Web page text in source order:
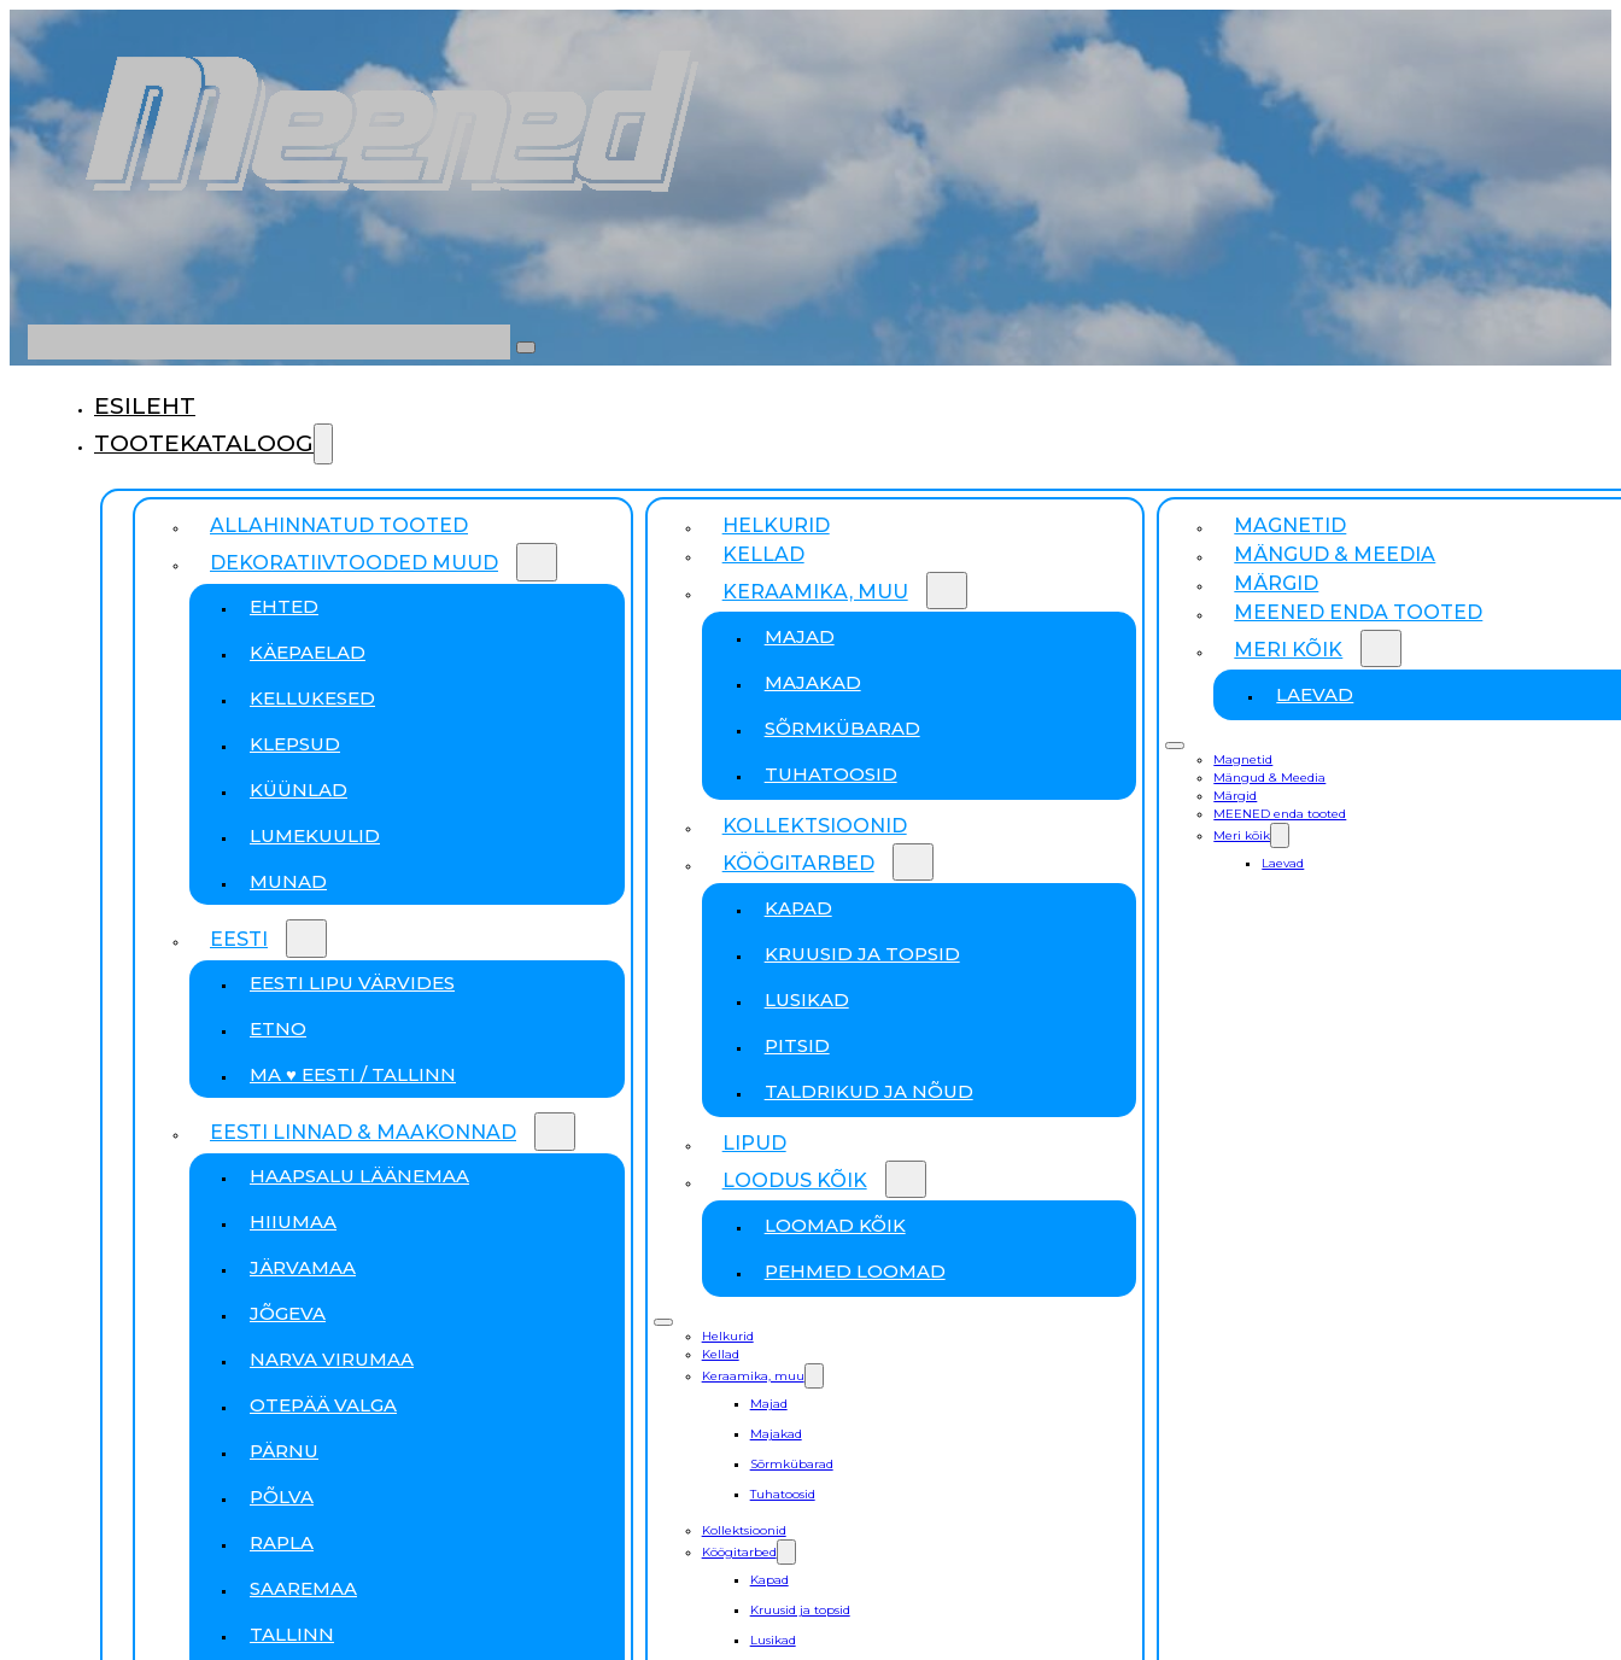
ESILEHT
TOOTEKATALOOG
ALLAHINNATUD TOOTED
DEKORATIIVTOODED MUUD
EHTED
KÄEPAELAD
KELLUKESED
KLEPSUD
KÜÜNLAD
LUMEKUULID
MUNAD
EESTI
EESTI LIPU VÄRVIDES
ETNO
MA ♥ EESTI / TALLINN
EESTI LINNAD & MAAKONNAD
HAAPSALU LÄÄNEMAA
HIIUMAA
JÄRVAMAA
JÕGEVA
NARVA VIRUMAA
OTEPÄÄ VALGA
PÄRNU
PÕLVA
RAPLA
SAAREMAA
TALLINN
HELKURID
KELLAD
KERAAMIKA, MUU
MAJAD
MAJAKAD
SÕRMKÜBARAD
TUHATOOSID
KOLLEKTSIOONID
KÖÖGITARBED
KAPAD
KRUUSID JA TOPSID
LUSIKAD
PITSID
TALDRIKUD JA NÕUD
LIPUD
LOODUS KÕIK
LOOMAD KÕIK
PEHMED LOOMAD
Helkurid
Kellad
Keraamika, muu
Majad
Majakad
Sõrmkübarad
Tuhatoosid
Kollektsioonid
Köögitarbed
Kapad
Kruusid ja topsid
Lusikad
MAGNETID
MÄNGUD & MEEDIA
MÄRGID
MEENED ENDA TOOTED
MERI KÕIK
LAEVAD
Magnetid
Mängud & Meedia
Märgid
MEENED enda tooted
Meri kõik
Laevad